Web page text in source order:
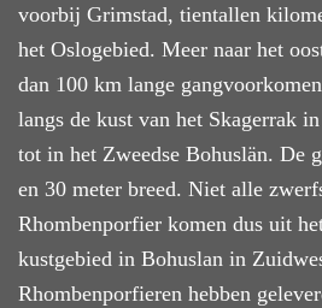
voorbij Grimstad, tientallen
het Oslogebied. Meer naar het
dan 100 km lange
langs de kust van het Skagerrak
tot in het Zweedse Bohuslän. De
en 30 meter breed. Niet alle
Rhombenporfier komen dus uit
kustgebied in Bohuslan in
Rhombenporfieren hebben